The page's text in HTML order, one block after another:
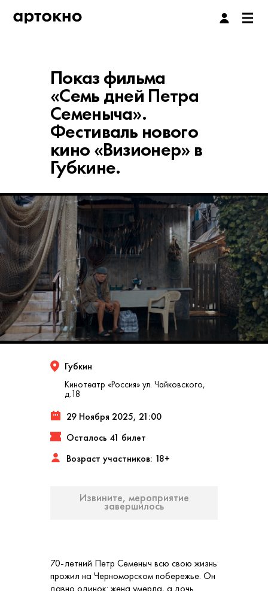
Показ фильма
«Семь дней Петра
Семеныча».
Фестиваль нового
кино «Визионер» в
Губкине.
Губкин
Кинотеатр «Россия» ул. Чайковского,
д.18
29 Ноября 2025, 21:00
Осталось 41 билет
Возраст участников: 18+
Извините, мероприятие
завершилось
70-летний Петр Семеныч всю свою жизнь
прожил на Черноморском побережье. Он
давно одинок: жена умерла, а дочь